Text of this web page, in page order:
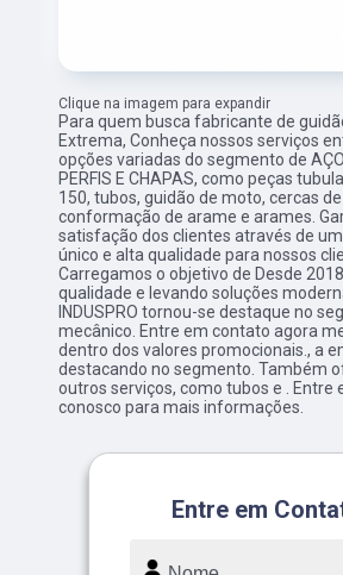
Clique na imagem para expandir
Para quem busca fabricante de
Extrema, Conheça nossos serviços
opções variadas do segmento de
PERFIS E CHAPAS, como peças
150, tubos, guidão de moto, cercas
conformação de arame e arames.
satisfação dos clientes através de
único e alta qualidade para nossos
Carregamos o objetivo de Desde
qualidade e levando soluções
INDUSPRO tornou-se destaque no
mecânico. Entre em contato agora
dentro dos valores promocionais., a
destacando no segmento. Também
outros serviços, como tubos e . Entre
conosco para mais informações.
Entre em